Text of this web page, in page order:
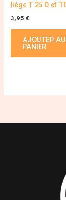
liège T 25 D et
3,95 €
AJOUTER AU
PANIER